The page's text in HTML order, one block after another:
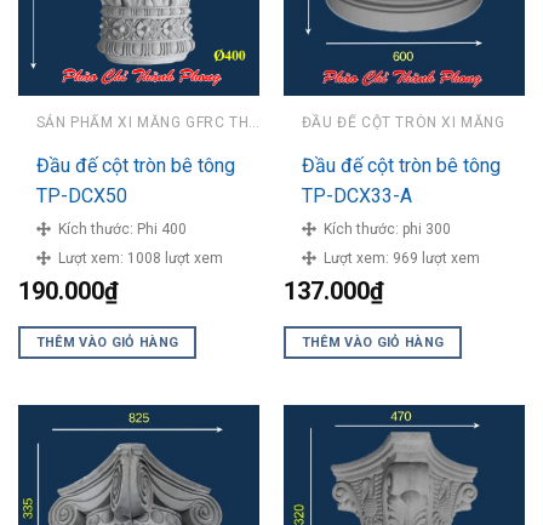
SẢN PHẨM XI MĂNG GFRC THÀNH PHONG
Đầu đế cột tròn bê tông
TP-DCX50
Kích thước: Phi 400
Lượt xem: 1008 lượt xem
190.000₫
THÊM VÀO GIỎ HÀNG
ĐẦU ĐẾ CỘT TRÒN XI MĂNG
Đầu đế cột tròn bê tông
TP-DCX33-A
Kích thước: phi 300
Lượt xem: 969 lượt xem
137.000₫
THÊM VÀO GIỎ HÀNG